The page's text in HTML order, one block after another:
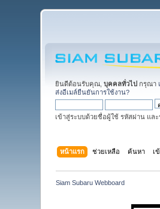
ยินดีต้อนรับคุณ,บุคคลทั่วไป กรุณา
ส่งอีเมล์ยืนยันการใช้งาน?
เข้าสู่ระบบด้วยชื่อผู้ใช้ รหัสผ่าน และ
หน้าแรก ช่วยเหลือ ค้นหา เ
Siam Subaru Webboard